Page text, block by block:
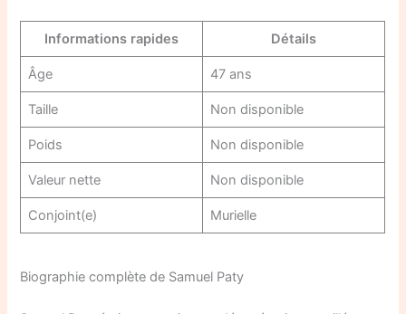
Informations rapides Détails
Âge 47 ans
Taille Non disponible
Poids Non disponible
Valeur nette Non disponible
Conjoint(e) Murielle
Biographie complète de Samuel Paty